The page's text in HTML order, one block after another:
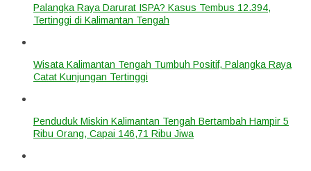
Palangka Raya Darurat ISPA? Kasus Tembus 12.394,
Tertinggi di Kalimantan Tengah
Wisata Kalimantan Tengah Tumbuh Positif, Palangka Raya
Catat Kunjungan Tertinggi
Penduduk Miskin Kalimantan Tengah Bertambah Hampir 5
Ribu Orang, Capai 146,71 Ribu Jiwa